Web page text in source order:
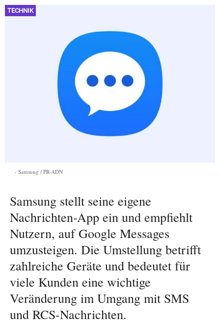
TECHNIK
Samsung / PR-ADN
Samsung stellt seine eigene
Nachrichten-App ein und empfiehlt
Nutzern, auf Google Messages
umzusteigen. Die Umstellung betrifft
zahlreiche Geräte und bedeutet für
viele Kunden eine wichtige
Veränderung im Umgang mit SMS
und RCS-Nachrichten.